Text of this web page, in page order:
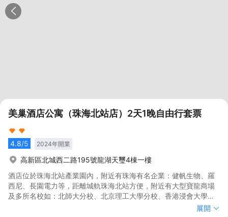
美巢酒店公寓（珠海北站店）2天1晚自由行套票
4.8/5 2024年開業
高新區北城西二路195號龍湖天璽4棟一樓
酒店位於珠海北站產業園內，附近有珠海有名企業：健帆生物、羅
西尼、長園電力等，距離城軌珠海北站方便，附近有大型寶龍商場
及多所名校如：北師大分校、北京理工大學分校、香港浸會大學
等。商圈附近有珠海文化底藴的旅遊景點：會同古鎮、唐家古鎮、
酒店位於珠海北站產業園內，附近有珠海有名企業：健帆生物、羅
展開